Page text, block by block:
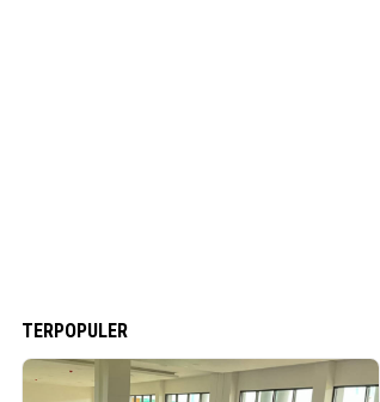
TERPOPULER